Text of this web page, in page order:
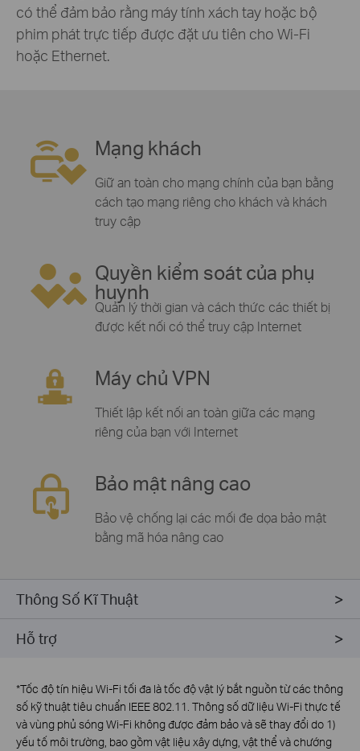
có thể đảm bảo rằng máy tính xách tay hoặc bộ
phim phát trực tiếp được đặt ưu tiên cho Wi-Fi
hoặc Ethernet.
Mạng khách
Giữ an toàn cho mạng chính của bạn bằng
cách tạo mạng riêng cho khách và khách
truy cập
Quyền kiểm soát của phụ
huynh
Quản lý thời gian và cách thức các thiết bị
được kết nối có thể truy cập Internet
Máy chủVPN
Thiết lập kết nối an toàn giữa các mạng
riêng của bạn với Internet
Bảo mật nâng cao
Bảo vệ chống lại các mối đe dọa bảo mật
bằng mã hóa nâng cao
Thông Số Kĩ Thuật
Hỗ trợ
*Tốc độ tín hiệu Wi-Fi tối đa là tốc độ vật lý bắt nguồn từ các thông
số kỹ thuật tiêu chuẩn IEEE 802.11. Thông số dữ liệu Wi-Fi thực tế
và vùng phủ sóng Wi-Fi không được đảm bảo và sẽ thay đổi do 1)
yếu tố môi trường, bao gồm vật liệu xây dựng, vật thể và chướng